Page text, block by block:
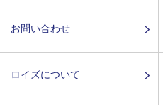
お問い合わせ
ロイズについて